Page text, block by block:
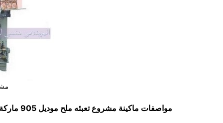
مواصفات ماكينة مشروع تعبئه ملح موديل 905 ماركة مهندس منسي